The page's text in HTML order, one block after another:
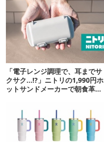
「電子レンジ調理で、耳までサ
クサク…!?」ニトリの1,990円ホ
ットサンドメーカーで朝食革命